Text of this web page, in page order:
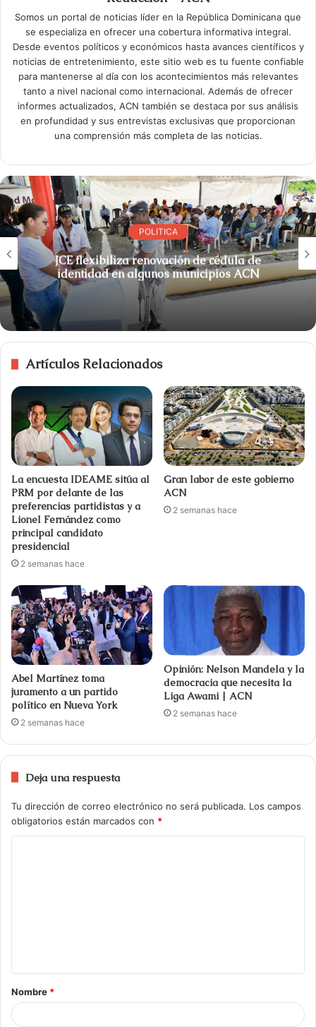
Somos un portal de noticias líder en la República Dominicana que
se especializa en ofrecer una cobertura informativa integral.
Desde eventos políticos y económicos hasta avances científicos y
noticias de entretenimiento, este sitio web es tu fuente confiable
para mantenerse al día con los acontecimientos más relevantes
tanto a nivel nacional como internacional. Además de ofrecer
informes actualizados, ACN también se destaca por sus análisis
en profundidad y sus entrevistas exclusivas que proporcionan
una comprensión más completa de las noticias.
POLITICA
JCE flexibiliza renovación de cédula de
identidad en algunos municipios ACN
Artículos Relacionados
La encuesta IDEAME sitúa al
PRM por delante de las
preferencias partidistas y a
Lionel Fernández como
principal candidato
presidencial
2 semanas hace
Gran labor de este gobierno
ACN
2 semanas hace
Abel Martínez toma
juramento a un partido
político en Nueva York
2 semanas hace
Opinión: Nelson Mandela y la
democracia que necesita la
Liga Awami | ACN
2 semanas hace
Deja una respuesta
Tu dirección de correo electrónico no será publicada. Los campos
obligatorios están marcados con *
Nombre *